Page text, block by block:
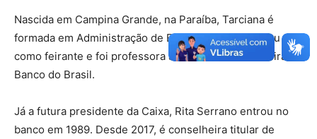
Nascida em Campina Grande, na Paraíba, Tarciana é
formada em Administração de Empresas, já trabalhou
como feirante e foi professora antes de iniciar carreira no
Banco do Brasil.
Já a futura presidente da Caixa, Rita Serrano entrou no
banco em 1989. Desde 2017, é conselheira titular de